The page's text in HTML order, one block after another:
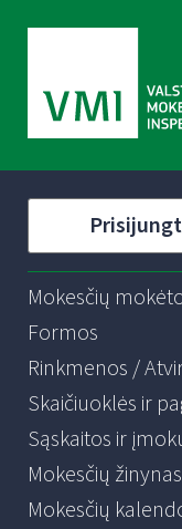
Mokesčių
Formos
Rinkmenos /
Skaičiuoklės ir
Sąskaitos ir
Mokesčių žinynas
Mokesčių